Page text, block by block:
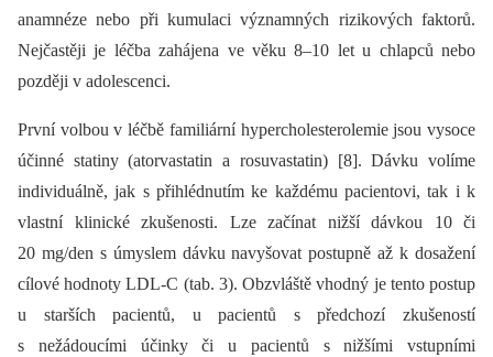
anamnéze nebo při kumulaci významných rizikových faktorů.
Nejčastěji je léčba zahájena ve věku 8–10 let u chlapců nebo
později v adolescenci.
První volbou v léčbě familiární hypercholesterolemie jsou vysoce
účinné statiny (atorvastatin a rosuvastatin) [8]. Dávku volíme
individuálně, jak s přihlédnutím ke každému pacientovi, tak i k
vlastní klinické zkušenosti. Lze začínat nižší dávkou 10 či
20 mg/den s úmyslem dávku navyšovat postupně až k dosažení
cílové hodnoty LDL-C (tab. 3). Obzvláště vhodný je tento postup
u starších pacientů, u pacientů s předchozí zkušeností
s nežádoucími účinky či u pacientů s nižšími vstupními